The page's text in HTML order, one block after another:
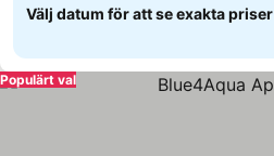
Välj datum för att se exakta priser
Populärt val